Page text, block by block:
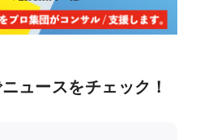
ュースをチェック！